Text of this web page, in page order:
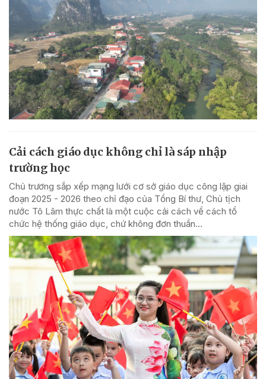
Cải cách giáo dục không chỉ là sáp nhập
trường học
Chủ trương sắp xếp mạng lưới cơ sở giáo dục công lập giai
đoạn 2025 - 2026 theo chỉ đạo của Tổng Bí thư, Chủ tịch
nước Tô Lâm thực chất là một cuộc cải cách về cách tổ
chức hệ thống giáo dục, chứ không đơn thuần...